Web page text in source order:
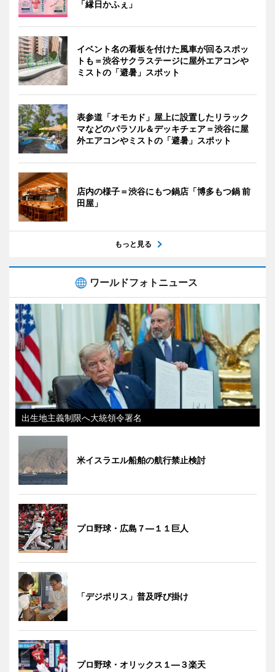
「縁日かふぇ」
イベント名の看板を付けた風車が回るスポッ
トも＝渋谷サクラステージに屋外エアコンや
ミストの「避暑」スポット
表参道「オモカド」屋上に設置したリラック
マなどのパラソル＆デッキチェア＝渋谷に屋
外エアコンやミストの「避暑」スポット
店内の様子＝渋谷にもつ鍋店「博多もつ鍋 前
田屋」
もっと見る
ワールドフォトニュース
出生地主義制限へ大統領令署名
米イスラエル船舶の航行禁止検討
プロ野球・広島７―１１巨人
「デジポリス」普及呼び掛け
プロ野球・オリックス１―３楽天